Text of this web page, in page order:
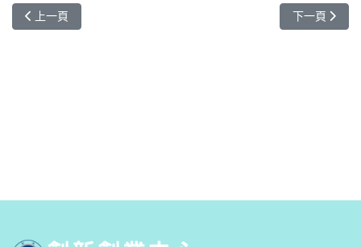
上一篇文章: 轉知德明財經科技大學舉辦「2026全國智慧商務創新
上一頁 下一篇文章:
下一頁